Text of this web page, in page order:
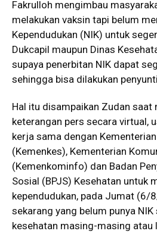
Fakrulloh mengimbau
melakukan vaksin tapi belum
Kependudukan (NIK) untuk
Dukcapil maupun Dinas
supaya penerbitan NIK dapat
sehingga bisa dilakukan
Hal itu disampaikan Zudan saat
keterangan pers secara virtual,
kerja sama dengan
(Kemenkes), Kementerian
(Kemenkominfo) dan Badan
Sosial (BPJS) Kesehatan untuk
kependudukan, pada Jumat (6/
sekarang yang belum punya
kesehatan masing-masing atau